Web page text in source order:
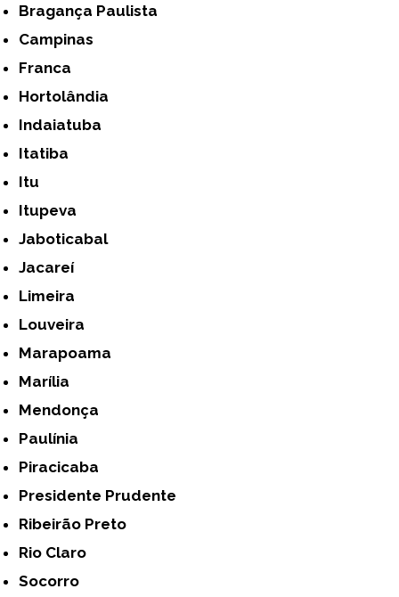
Bragança Paulista
Campinas
Franca
Hortolândia
Indaiatuba
Itatiba
Itu
Itupeva
Jaboticabal
Jacareí
Limeira
Louveira
Marapoama
Marília
Mendonça
Paulínia
Piracicaba
Presidente Prudente
Ribeirão Preto
Rio Claro
Socorro